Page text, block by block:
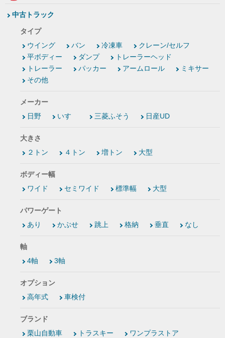
中古トラック
タイプ
ウイング
バン 冷凍車
クレーン/セルフ
平ボディー
ダンプ
トレーラーヘッド
トレーラー
パッカー アームロール
ミキサー
その他
メーカー
日野
いすゞ 三菱ふそう 日産UD
大きさ
２トン
４トン 増トン 大型
ボディー幅
ワイド
セミワイド 標準幅 大型
パワーゲート
あり
かぶせ 跳上 格納 垂直 なし
軸
4軸
3軸
オプション
高年式
車検付
ブランド
栗山自動車
トラスキー
ワンプラストア